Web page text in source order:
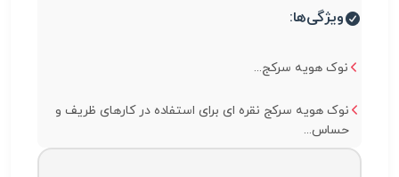
ویژگی‌ها:
نوک هویه سرکج...
نوک هویه سرکج نقره ای برای استفاده در کارهای ظریف و
حساس...